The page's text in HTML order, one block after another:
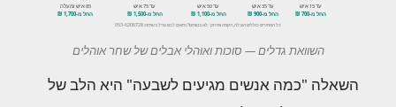
עד 15 איש
החל מ-700 ₪
עד 35 איש
החל מ-900 ₪
עד 50 איש
החל מ-1,100 ₪
עד 75 איש
החל מ-1,500 ₪
85 איש ומעלה
החל מ-1,700 ₪
כל המחירים כוללים הובלה, הקמה ופירוק · לא בטוחים? נתאים לכם גודל בשיחה: 053-6206728
השוואת גדלים — סוכות ואוהלי אבלים של שחר אוהלים
השאלה "כמה אנשים מגיעים לשבעה" היא הלב של